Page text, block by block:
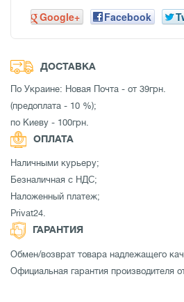
Google+ Facebook
ДОСТАВКА
По Украине: Новая Почта - от 39грн.
(предоплата - 10 %);
по Киеву - 100грн.
ОПЛАТА
Наличными курьеру;
Безналичная с НДС;
Наложенный платеж;
Privat24.
ГАРАНТИЯ
Обмен/возврат товара надлежащего
Официальная гарантия производителя